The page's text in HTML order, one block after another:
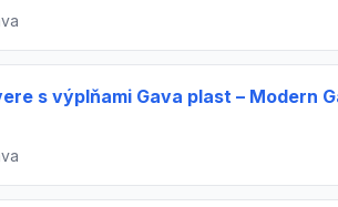
s výplňami Gava plast – Modern